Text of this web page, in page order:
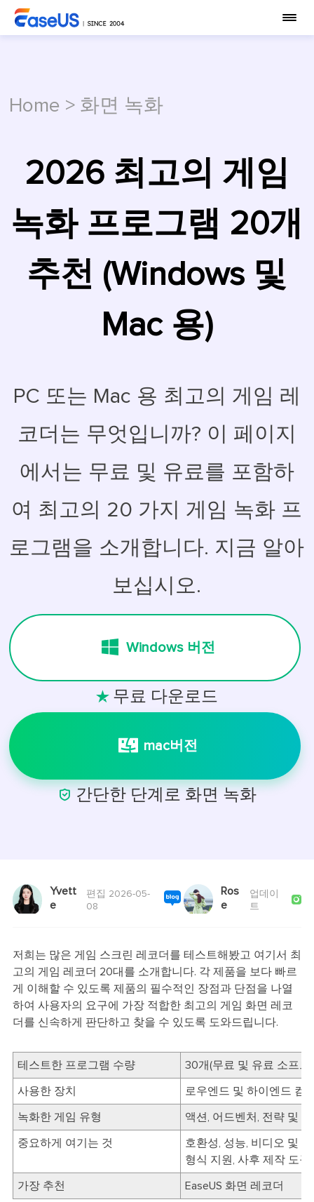
Home > 화면 녹화
2026 최고의 게임
녹화 프로그램 20개
추천 (Windows 및
Mac 용)
PC 또는 Mac 용 최고의 게임 레
코더는 무엇입니까? 이 페이지
에서는 무료 및 유료를 포함하
여 최고의 20 가지 게임 녹화 프
로그램을 소개합니다. 지금 알아
보십시오.
Windows 버전
 무료 다운로드
mac버전
 간단한 단계로 화면 녹화
Yvett
e
편집 2026-05-
08
Ros
e
업데이
트

저희는 많은 게임 스크린 레코더를 테스트해봤고 여기서 최
고의 게임 레코더 20대를 소개합니다. 각 제품을 보다 빠르
게 이해할 수 있도록 제품의 필수적인 장점과 단점을 나열
하여 사용자의 요구에 가장 적합한 최고의 게임 화면 레코
더를 신속하게 판단하고 찾을 수 있도록 도와드립니다.
테스트한 프로그램 수량 30개(무료 및 유료 소프트
사용한 장치 로우엔드 및 하이엔드 컴
녹화한 게임 유형 액션, 어드벤처, 전략 및
중요하게 여기는 것
호환성, 성능, 비디오 및
형식 지원, 사후 제작 도구
가장 추천 EaseUS 화면 레코더